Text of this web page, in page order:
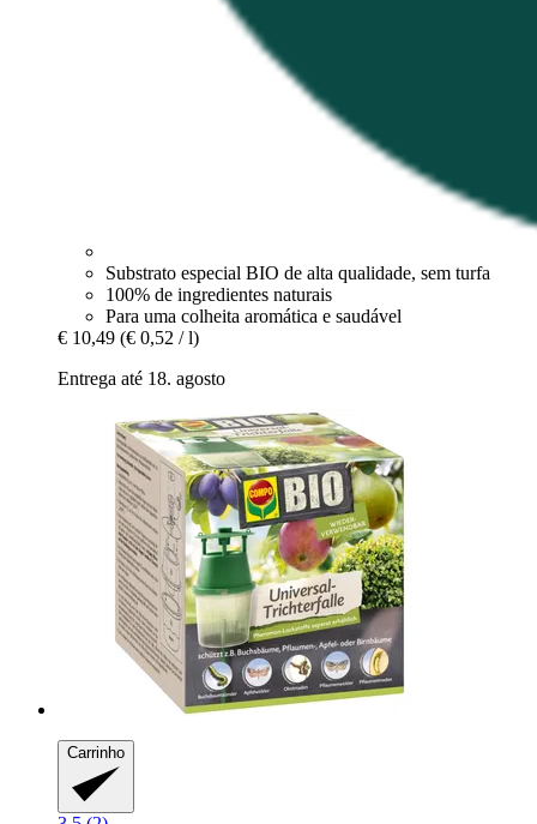
Substrato especial BIO de alta qualidade, sem turfa
100% de ingredientes naturais
Para uma colheita aromática e saudável
€ 10,49 (€ 0,52 / l)
Entrega até 18. agosto
Carrinho